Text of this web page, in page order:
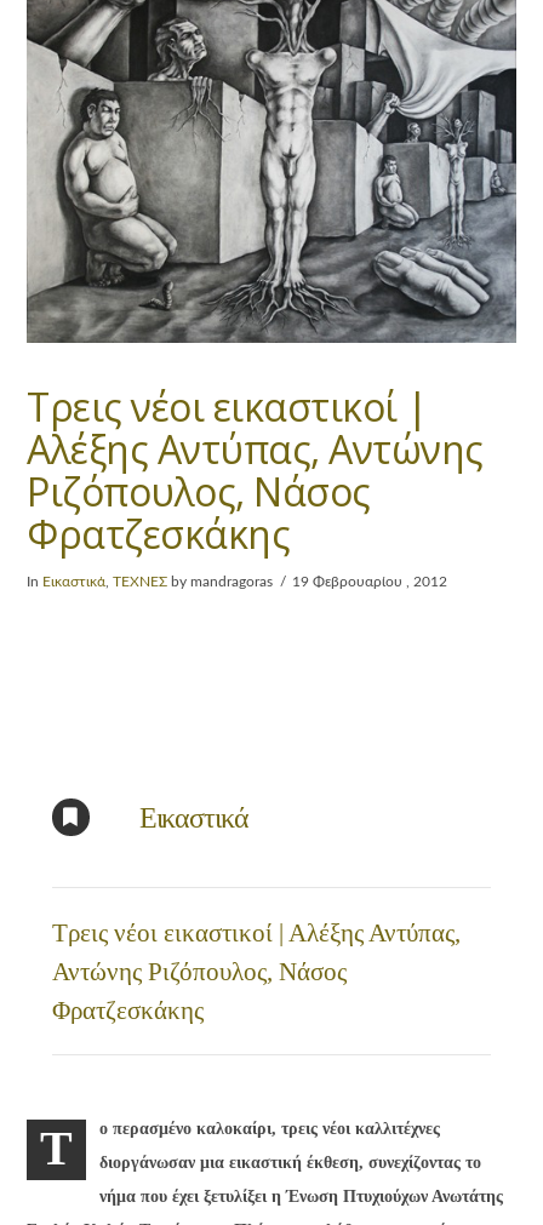
Τρεις νέοι εικαστικοί |
Αλέξης Αντύπας, Αντώνης
Ριζόπουλος, Νάσος
Φρατζεσκάκης
In Εικαστικά ,ΤΕΧΝΕΣ by mandragoras 19 Φεβρουαρίου , 2012
Εικαστικά
Τρεις νέοι εικαστικοί | Αλέξης Αντύπας,
Αντώνης Ριζόπουλος, Νάσος
Φρατζεσκάκης
Τ
ο περασμένο καλοκαίρι, τρεις νέοι καλλιτέχνες
διοργάνωσαν μια εικαστική έκθεση, συνεχίζοντας το
νήμα που έχει ξετυλίξει η Ένωση Πτυχιούχων Ανωτάτης